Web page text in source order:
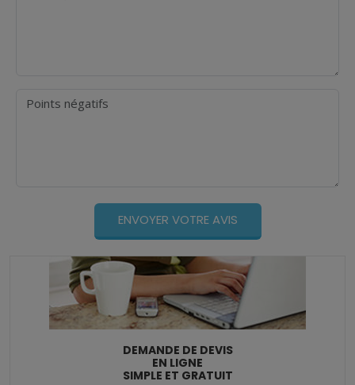
Points négatifs
DEMANDE DE DEVIS
EN LIGNE
SIMPLE ET GRATUIT